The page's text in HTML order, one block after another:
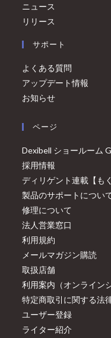
ニュース
リリース
サポート
よくある質問
アップデート情報
お知らせ
ページ
Dexibell ショールーム
採用情報
ディリゲント連載【も
製品のサポートについ
修理について
法人営業窓口
利用規約
メールマガジン購読
取扱店舗
利用案内（オンライン
特定商取引に関する法
ユーザー登録
ライター紹介